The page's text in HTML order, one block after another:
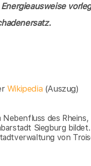
Wikipedia (Auszug)
des
Siegburg
von